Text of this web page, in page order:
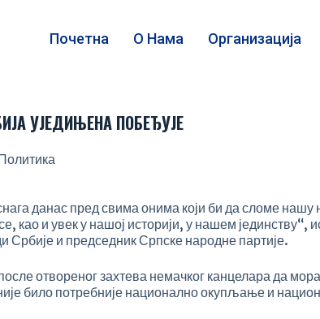
Почетна О Нама Организација
УЈЕДИЊЕНА ПОБЕЂУЈЕ
данас пред свима онима који би да сломе нашу
као и увек у нашој историји, у нашем јединству“,
Србије и председник Српске народне партије.
отвореног захтева немачког канцелара да
било потребније национално окупљање и